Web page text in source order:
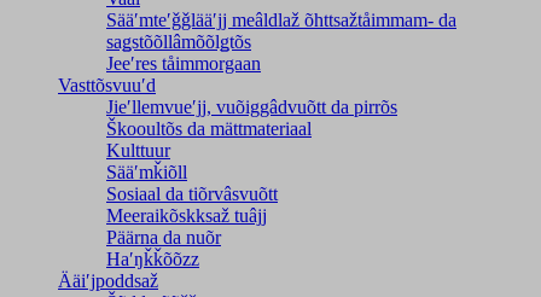
Sääʹmteʹǧǧlääʹjj meâldlaž õhttsažtåimmam- da
saǥstõõllâmõõlǥtõs
Jeeʹres tåimmorgaan
Vasttõsvuuʹd
Jieʹllemvueʹjj, vuõiggâdvuõtt da pirrõs
Škooultõs da mättmateriaal
Kulttuur
Sääʹmǩiõll
Sosiaal da tiõrvâsvuõtt
Meeraikõskksaž tuâjj
Päärna da nuõr
Haʹŋǩǩõõzz
Ääiʹjpoddsaž